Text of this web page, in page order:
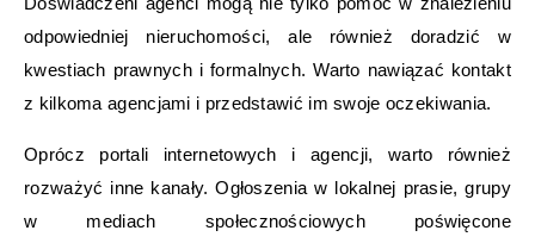
odpowiedniej nieruchomości, ale również doradzić w
kwestiach prawnych i formalnych. Warto nawiązać kontakt
z kilkoma agencjami i przedstawić im swoje oczekiwania.
Oprócz portali internetowych i agencji, warto również
rozważyć inne kanały. Ogłoszenia w lokalnej prasie, grupy
w mediach społecznościowych poświęcone